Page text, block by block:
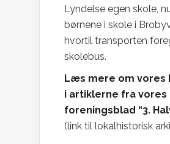
Lyndelse egen skole,
børnene i skole i
hvortil transporten
skolebus.
Læs mere om vores
i artiklerne fra vores
foreningsblad “3.
(link til lokalhistorisk